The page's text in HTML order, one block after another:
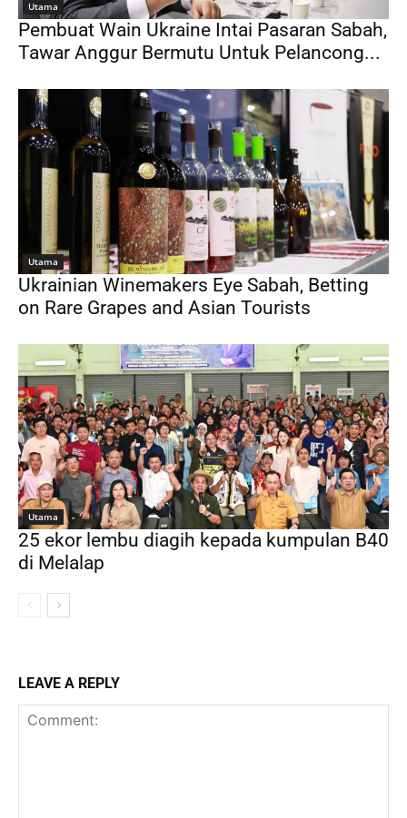
Utama
Pembuat Wain Ukraine Intai Pasaran Sabah,
Tawar Anggur Bermutu Untuk Pelancong...
Utama
Ukrainian Winemakers Eye Sabah, Betting
on Rare Grapes and Asian Tourists
Utama
25 ekor lembu diagih kepada kumpulan B40
di Melalap
LEAVE A REPLY